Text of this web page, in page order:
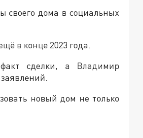
своего дома в социальных
в конце 2023 года.
сделки, а Владимир
новый дом не только